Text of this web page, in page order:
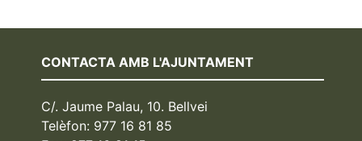
CONTACTA AMB L'AJUNTAMENT
C/. Jaume Palau, 10. Bellvei
Telèfon: 977 16 81 85